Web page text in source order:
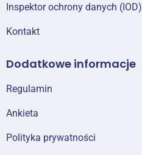
Inspektor ochrony danych (IOD)
Kontakt
Dodatkowe informacje
Regulamin
Ankieta
Polityka prywatności